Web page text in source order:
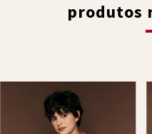
produtos